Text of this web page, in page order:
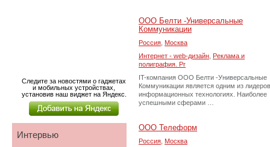
ООО Белти -Универсальные
Коммуникации
Россия Москва
Интернет - web-дизайн Реклама и
полиграфия. Pr
IT-компания ООО Белти -Универсальные
Коммуникации является одним из
информационных технологиях. Наиболее
успешными сферами …
ООО Телеформ
Россия Москва
Следите за новостями о гаджетах
и мобильных устройствах,
установив наш виджет на Яндекс.
Интервью